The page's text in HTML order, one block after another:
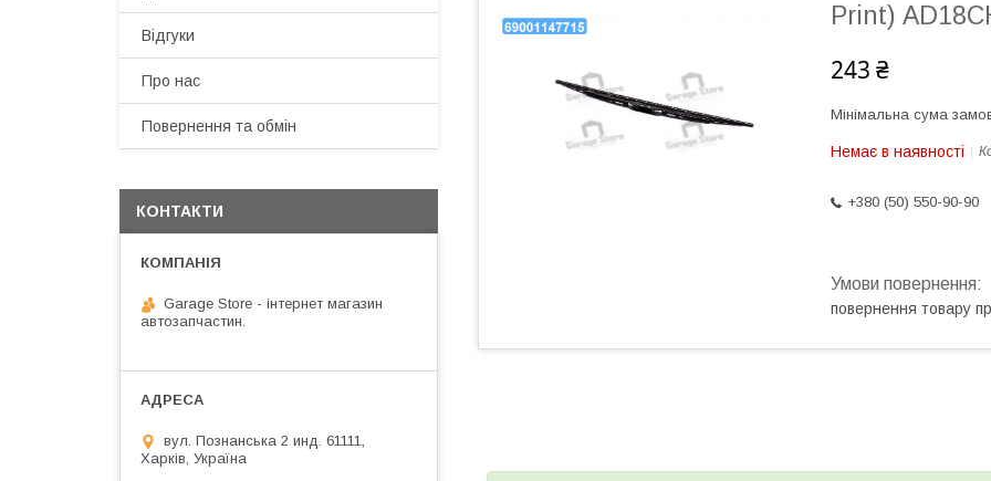
Print)
243 ₴
Мінімальна сума
Немає в наявності
+380 (50) 550-90-90
повернення товару
Відгуки
Про нас
Повернення та обмін
КОНТАКТИ
Garage Store - інтернет магазин
автозапчастин.
вул. Познанська 2 инд. 61111,
Харків, Україна